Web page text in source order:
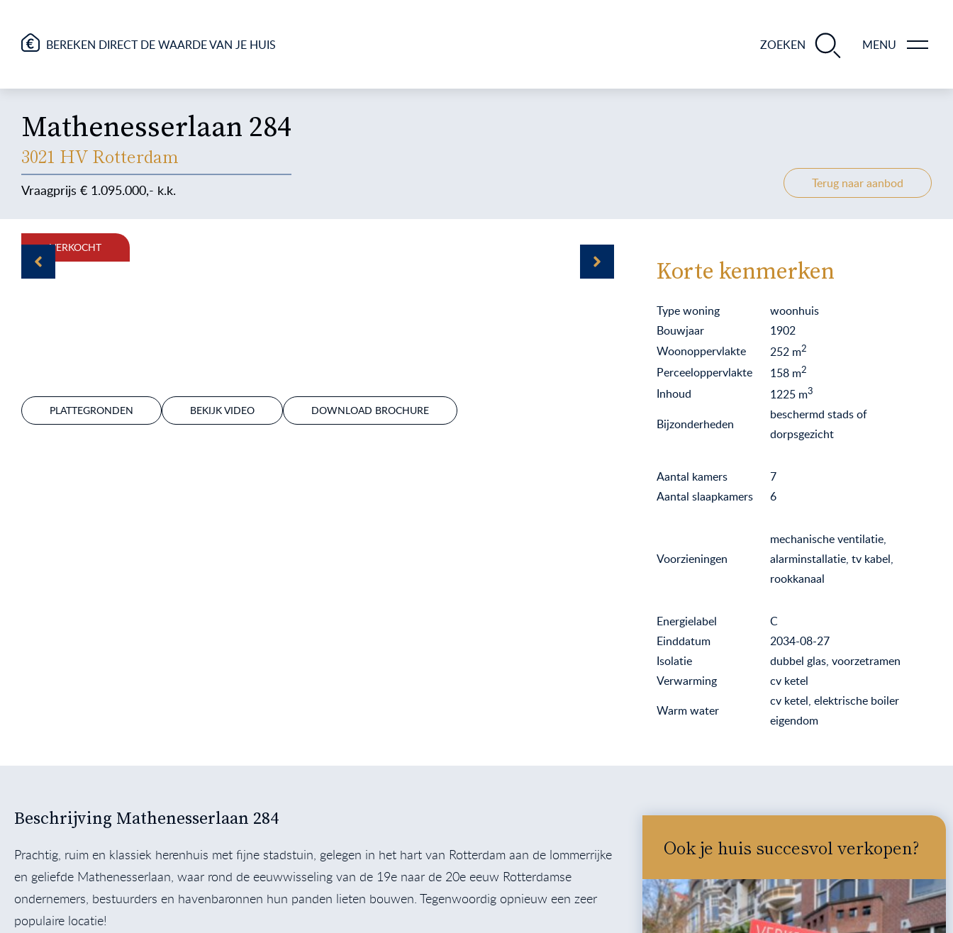
BEREKEN DIRECT DE WAARDE VAN JE HUIS ZOEKEN MENU
Mathenesserlaan 284
3021 HV Rotterdam
1.095.000 Terug naar aanbod
VERKOCHT
PLATTEGRONDEN BEKIJK VIDEO DOWNLOAD BROCHURE
Korte kenmerken
Type woning
woonhuis
Bouwjaar
1902
Woonoppervlakte
252 m2
Perceeloppervlakte 158 m2
Inhoud 1225 m3
Bijzonderheden
beschermd stads of
dorpsgezicht
Aantal kamers
7
Aantal slaapkamers
6
Voorzieningen
mechanische ventilatie,
alarminstallatie, tv kabel,
rookkanaal
Energielabel
C
Einddatum
2034-08-27
Isolatie
dubbel glas, voorzetramen
Verwarming
cv ketel
Warm water
cv ketel, elektrische boiler
eigendom
Beschrijving Mathenesserlaan 284
Prachtig, ruim en klassiek herenhuis met fijne stadstuin, gelegen in het hart van Rotterdam aan de lommerrijke
en geliefde Mathenesserlaan, waar rond de eeuwwisseling van de 19e naar de 20e eeuw Rotterdamse
ondernemers, bestuurders en havenbaronnen hun panden lieten bouwen. Tegenwoordig opnieuw een zeer
populaire locatie!
Ook je huis succesvol verkopen?